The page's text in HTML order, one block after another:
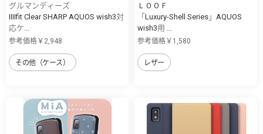
グルマンディーズ
IIIIfit Clear SHARP AQUOS wish3対
応ケ...
参考価格￥2,948
その他（ケース）
ＬＯＯＦ
「Luxury-Shell Series」AQUOS
wish3用 ...
参考価格￥1,580
レザー